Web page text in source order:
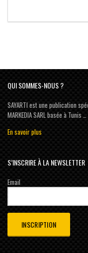
QUI SOMMES-NOUS ?
SAYARTI est une publication
MARKEDIA SARL basée à Tunis …
En savoir plus
S’INSCRIRE À LA NEWSLETTER
Email